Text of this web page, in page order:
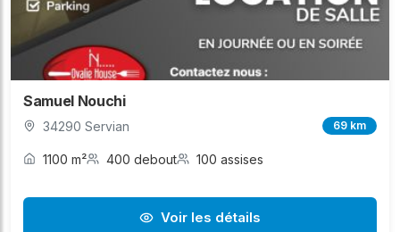
Samuel Nouchi
34290 Servian 69 km
1100 m² 400 debout 100 assises
Voir les détails